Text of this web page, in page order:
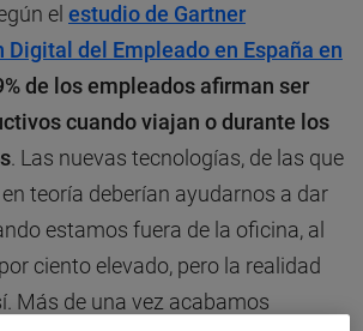
el estudio de Gartner
Digital del Empleado en España en
de los empleados afirman ser
cuando viajan o durante los
. Las nuevas tecnologías, de las que
teoría deberían ayudarnos a dar
estamos fuera de la oficina, al
ciento elevado, pero la realidad
Más de una vez acabamos